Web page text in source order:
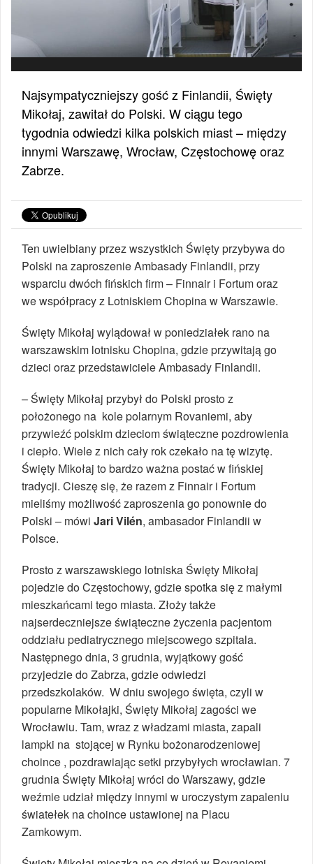
Najsympatyczniejszy gość z Finlandii, Święty
Mikołaj, zawitał do Polski. W ciągu tego
tygodnia odwiedzi kilka polskich miast – między
innymi Warszawę, Wrocław, Częstochowę oraz
Zabrze.
Ten uwielbiany przez wszystkich Święty przybywa do
Polski na zaproszenie Ambasady Finlandii, przy
wsparciu dwóch fińskich firm – Finnair i Fortum oraz
we współpracy z Lotniskiem Chopina w Warszawie.
Święty Mikołaj wylądował w poniedziałek rano na
warszawskim lotnisku Chopina, gdzie przywitają go
dzieci oraz przedstawiciele Ambasady Finlandii.
– Święty Mikołaj przybył do Polski prosto z
położonego na kole polarnym Rovaniemi, aby
przywieźć polskim dzieciom świąteczne pozdrowienia
i ciepło. Wiele z nich cały rok czekało na tę wizytę.
Święty Mikołaj to bardzo ważna postać w fińskiej
tradycji. Cieszę się, że razem z Finnair i Fortum
mieliśmy możliwość zaproszenia go ponownie do
Polski – mówi Jari Vilén, ambasador Finlandii w
Polsce.
Prosto z warszawskiego lotniska Święty Mikołaj
pojedzie do Częstochowy, gdzie spotka się z małymi
mieszkańcami tego miasta. Złoży także
najserdeczniejsze świąteczne życzenia pacjentom
oddziału pediatrycznego miejscowego szpitala.
Następnego dnia, 3 grudnia, wyjątkowy gość
przyjedzie do Zabrza, gdzie odwiedzi
przedszkolaków. W dniu swojego święta, czyli w
popularne Mikołajki, Święty Mikołaj zagości we
Wrocławiu. Tam, wraz z władzami miasta, zapali
lampki na stojącej w Rynku bożonarodzeniowej
choince , pozdrawiając setki przybyłych wrocławian. 7
grudnia Święty Mikołaj wróci do Warszawy, gdzie
weźmie udział między innymi w uroczystym zapaleniu
światełek na choince ustawionej na Placu
Zamkowym.